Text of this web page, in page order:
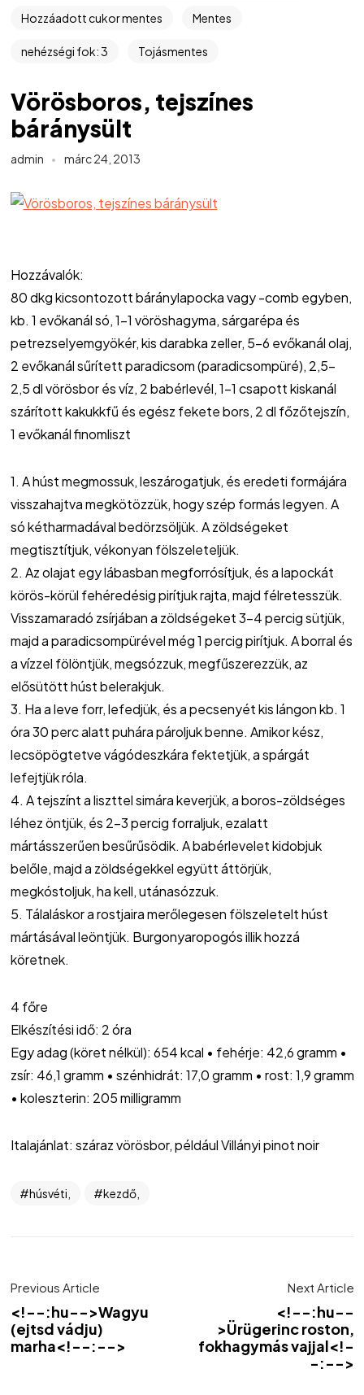
Hozzáadott cukor mentes Mentes
nehézségi fok: 3 Tojásmentes
Vörösboros, tejszínes
báránysült
admin márc 24, 2013
Hozzávalók:
80 dkg kicsontozott báránylapocka vagy -comb egyben,
kb. 1 evőkanál só, 1-1 vöröshagyma, sárgarépa és
petrezselyemgyökér, kis darabka zeller, 5-6 evőkanál olaj,
2 evőkanál sűrített paradicsom (paradicsompüré), 2,5-
2,5 dl vörösbor és víz, 2 babérlevél, 1-1 csapott kiskanál
szárított kakukkfű és egész fekete bors, 2 dl főzőtejszín,
1 evőkanál finomliszt
1. A húst megmossuk, leszárogatjuk, és eredeti formájára
visszahajtva megkötözzük, hogy szép formás legyen. A
só kétharmadával bedörzsöljük. A zöldségeket
megtisztítjuk, vékonyan fölszeleteljük.
2. Az olajat egy lábasban megforrósítjuk, és a lapockát
körös-körül fehéredésig pirítjuk rajta, majd félretesszük.
Visszamaradó zsírjában a zöldségeket 3-4 percig sütjük,
majd a paradicsompürével még 1 percig pirítjuk. A borral és
a vízzel fölöntjük, megsózzuk, megfűszerezzük, az
elősütött húst belerakjuk.
3. Ha a leve forr, lefedjük, és a pecsenyét kis lángon kb. 1
óra 30 perc alatt puhára pároljuk benne. Amikor kész,
lecsöpögtetve vágódeszkára fektetjük, a spárgát
lefejtjük róla.
4. A tejszínt a liszttel simára keverjük, a boros-zöldséges
léhez öntjük, és 2-3 percig forraljuk, ezalatt
mártásszerűen besűrűsödik. A babérlevelet kidobjuk
belőle, majd a zöldségekkel együtt áttörjük,
megkóstoljuk, ha kell, utánasózzuk.
5. Tálaláskor a rostjaira merőlegesen fölszeletelt húst
mártásával leöntjük. Burgonyaropogós illik hozzá
köretnek.
4 főre
Elkészítési idő: 2 óra
Egy adag (köret nélkül): 654 kcal • fehérje: 42,6 gramm •
zsír: 46,1 gramm • szénhidrát: 17,0 gramm • rost: 1,9 gramm
• koleszterin: 205 milligramm
Italajánlat: száraz vörösbor, például Villányi pinot noir
húsvéti, kezdő,
Previous Article
<!--:hu-->Wagyu
(ejtsd vádju)
marha<!--:-->
Next Article
<!--:hu--
>Ürügerinc roston,
fokhagymás vajjal<!-
-:-->